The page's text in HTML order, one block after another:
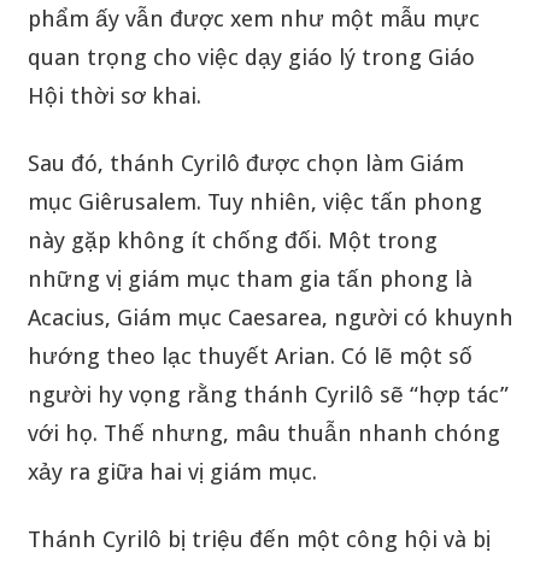
phẩm ấy vẫn được xem như một mẫu mực
quan trọng cho việc dạy giáo lý trong Giáo
Hội thời sơ khai.
Sau đó, thánh Cyrilô được chọn làm Giám
mục Giêrusalem. Tuy nhiên, việc tấn phong
này gặp không ít chống đối. Một trong
những vị giám mục tham gia tấn phong là
Acacius, Giám mục Caesarea, người có khuynh
hướng theo lạc thuyết Arian. Có lẽ một số
người hy vọng rằng thánh Cyrilô sẽ “hợp tác”
với họ. Thế nhưng, mâu thuẫn nhanh chóng
xảy ra giữa hai vị giám mục.
Thánh Cyrilô bị triệu đến một công hội và bị